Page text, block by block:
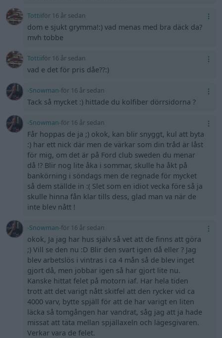
Tottiiför 16 år sedan
dom e sjukt grymma!:) vad menas med bra däck da?
mvh tobbe
Tottiiför 16 år sedan
vad e det för pris dåe??:)
-Snowman-för 16 år sedan
Tack så mycket :) hittade du kolfiber dörrsidorna ?
-Snowman-för 16 år sedan
Får hoppas de ja ;) okok, kan blir snyggt, kul att byta
:) har ett nick där men de värkar som din tråd är låst
för mig, om det är på Ford club sweden du menar
då !? Blir nog lite åka i sommar, skulle ha åkt på
bankörning i söndags men de regnade för mycket
så dem ställde in :( Slet som en idiot vecka före så ja
skulle hinna fån klar tills dess, glad man va när de
inte blev nått !
-Snowman-för 16 år sedan
okok, Ja jag har hus själv så vet att de finns att göra
;) Vill se den nu :D Blir den svart igen då eller ? Jag
blev arbetslös i vintras i ca 4 mån så de blev inget
gjort då, men jobbar igen så har gjort lite nu.
Kanske hittat felet på motorn iaf. Har hela tiden
trott att det varigt nått skitfel att den rycker vid ca
4000 varv, bytte spjäll för att de har varigt en liten
läcka så tomgången har vandrat, såg jag att ja hade
missat att täta mellan spjällaxeln och lägesgivaren.
Verkar vara de felet.